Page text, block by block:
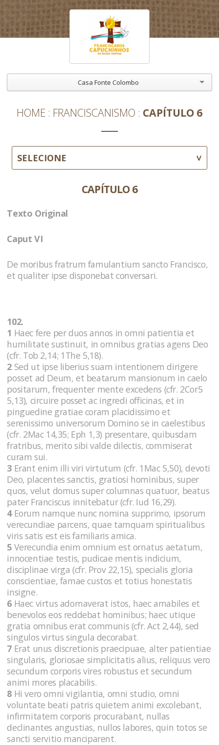
Casa Fonte Colombo
HOME FRANCISCANISMO CAPÍTULO 6
SELECIONE
CAPÍTULO 6
Texto Original
Caput VI
De moribus fratrum famulantium sancto Francisco,
et qualiter ipse disponebat conversari.
102.
1 Haec fere per duos annos in omni patientia et
humilitate sustinuit, in omnibus gratias agens Deo
(cfr. Tob 2,14; 1The 5,18).
2 Sed ut ipse liberius suam intentionem dirigere
posset ad Deum, et beatarum mansionum in caelo
positarum, frequenter mente excedens (cfr. 2Cor5
5,13), circuire posset ac ingredi officinas, et in
pinguedine gratiae coram placidissimo et
serenissimo universorum Domino se in caelestibus
(cfr. 2Mac 14,35; Eph 1,3) presentare, quibusdam
fratribus, merito sibi valde dilectis, commiserat
curam sui.
3 Erant enim illi viri virtutum (cfr. 1Mac 5,50), devoti
Deo, placentes sanctis, gratiosi hominibus, super
quos, velut domus super columnas quatuor, beatus
pater Franciscus innitebatur (cfr. Iud 16,29).
4Eorum namque nunc nomina supprimo, ipsorum
verecundiae parcens, quae tamquam spiritualibus
viris satis est eis familiaris amica.
5 Verecundia enim omnium est ornatus aetatum,
innocentiae testis, pudicae mentis indicium,
disciplinae virga (cfr. Prov 22,15), specialis gloria
conscientiae, famae custos et totius honestatis
insigne.
6 Haec virtus adornaverat istos, haec amabiles et
benevolos eos reddebat hominibus; haec utique
gratia omnibus erat communis (cfr. Act 2,44), sed
singulos virtus singula decorabat.
7 Erat unus discretionis praecipuae, alter patientiae
singularis, gloriosae simplicitatis alius, reliquus vero
secundum corporis vires robustus et secundum
animi mores placabilis.
8 Hi vero omni vigilantia, omni studio, omni
voluntate beati patris quietem animi excolebant,
infirmitatem corporis procurabant, nullas
declinantes angustias, nullos labores, quin totos se
sancti servitio manciparent.